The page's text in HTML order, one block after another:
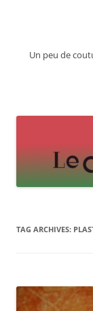
Un peu de
TAG ARCHIVES: